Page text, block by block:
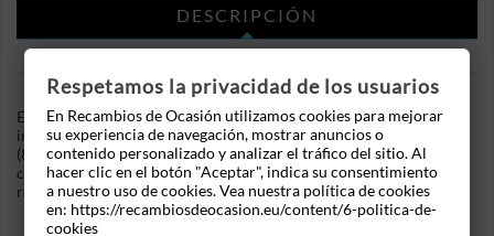
DESCRIPCIÓN
DETALLES DEL PRODUCTO
En Recambios de Ocasion disponemos de Cuadro de
instrumentos Volkswagen Passat (B3, B4) (1988-1996) 1.6 TD
(80 cv) .Referencia Interna: 04111159561240. Marco de
cuentakilometros de salpicadero . Ademas, disponemos de mas
recambios, si tiene cualquier duda consultenos.
Respetamos la privacidad de los usuarios
En Recambios de Ocasión utilizamos cookies para mejorar
su experiencia de navegación, mostrar anuncios o
contenido personalizado y analizar el tráfico del sitio. Al
hacer clic en el botón "Aceptar", indica su consentimiento
a nuestro uso de cookies. Vea nuestra política de cookies
en: https://recambiosdeocasion.eu/content/6-politica-de-
cookies